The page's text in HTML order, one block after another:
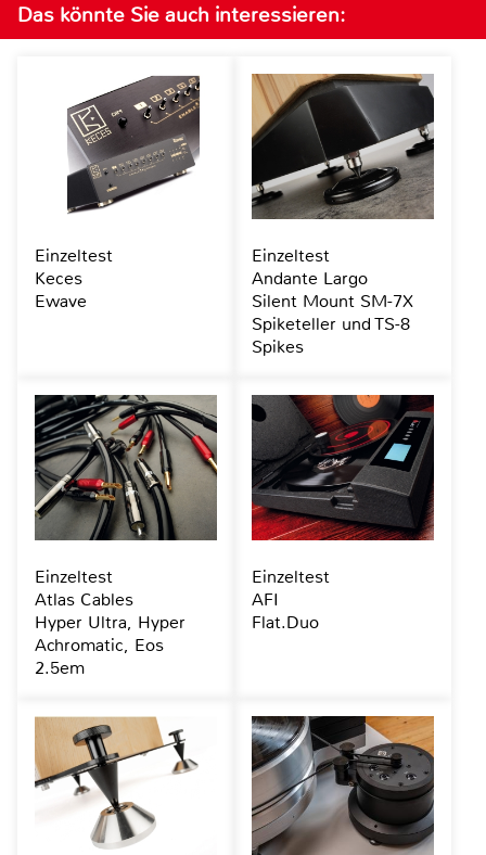
Das könnte Sie auch interessieren:
Einzeltest
Keces
Ewave
Einzeltest
Andante Largo
Silent Mount SM-7X
Spiketeller und TS-8
Spikes
Einzeltest
Atlas Cables
Hyper Ultra, Hyper
Achromatic, Eos
2.5em
Einzeltest
AFI
Flat.Duo